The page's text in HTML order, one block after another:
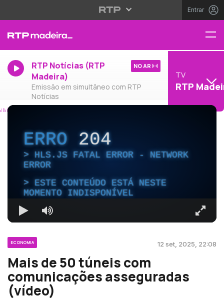
Entrar
RTP Notícias (RTP
Madeira)
Emissão em simultâneo com RTP
Notícias
NO AR
TV
RTP
ERRO204
HLS.JS FATAL ERROR - NETWORK
ERROR
ESTE CONTEÚDO ESTÁ NESTE
MOMENTO INDISPONÍVEL
ECONOMIA 12 set, 2025, 22:08
Mais de 50 túneis com
comunicações asseguradas
(vídeo)